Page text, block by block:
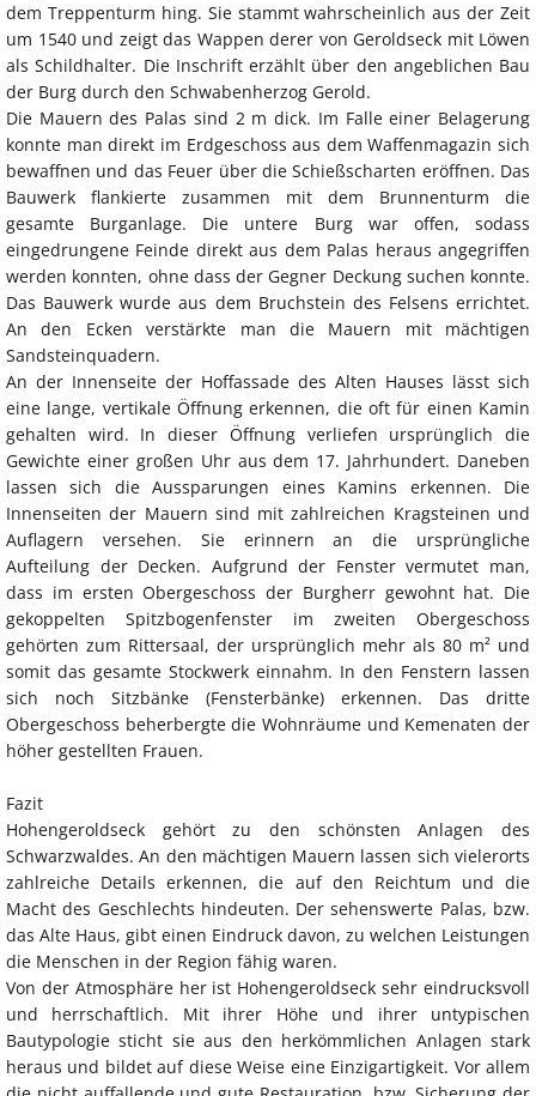
dem Treppenturm hing. Sie stammt wahrscheinlich aus der Zeit
um 1540 und zeigt das Wappen derer von Geroldseck mit Löwen
als Schildhalter. Die Inschrift erzählt über den angeblichen Bau
der Burg durch den Schwabenherzog Gerold.
Die Mauern des Palas sind 2 m dick. Im Falle einer Belagerung
konnte man direkt im Erdgeschoss aus dem Waffenmagazin sich
bewaffnen und das Feuer über die Schießscharten eröffnen. Das
Bauwerk flankierte zusammen mit dem Brunnenturm die
gesamte Burganlage. Die untere Burg war offen, sodass
eingedrungene Feinde direkt aus dem Palas heraus angegriffen
werden konnten, ohne dass der Gegner Deckung suchen konnte.
Das Bauwerk wurde aus dem Bruchstein des Felsens errichtet.
An den Ecken verstärkte man die Mauern mit mächtigen
Sandsteinquadern.
An der Innenseite der Hoffassade des Alten Hauses lässt sich
eine lange, vertikale Öffnung erkennen, die oft für einen Kamin
gehalten wird. In dieser Öffnung verliefen ursprünglich die
Gewichte einer großen Uhr aus dem 17. Jahrhundert. Daneben
lassen sich die Aussparungen eines Kamins erkennen. Die
Innenseiten der Mauern sind mit zahlreichen Kragsteinen und
Auflagern versehen. Sie erinnern an die ursprüngliche
Aufteilung der Decken. Aufgrund der Fenster vermutet man,
dass im ersten Obergeschoss der Burgherr gewohnt hat. Die
gekoppelten Spitzbogenfenster im zweiten Obergeschoss
gehörten zum Rittersaal, der ursprünglich mehr als 80 m² und
somit das gesamte Stockwerk einnahm. In den Fenstern lassen
sich noch Sitzbänke (Fensterbänke) erkennen. Das dritte
Obergeschoss beherbergte die Wohnräume und Kemenaten der
höher gestellten Frauen.
Fazit
Hohengeroldseck gehört zu den schönsten Anlagen des
Schwarzwaldes. An den mächtigen Mauern lassen sich vielerorts
zahlreiche Details erkennen, die auf den Reichtum und die
Macht des Geschlechts hindeuten. Der sehenswerte Palas, bzw.
das Alte Haus, gibt einen Eindruck davon, zu welchen Leistungen
die Menschen in der Region fähig waren.
Von der Atmosphäre her ist Hohengeroldseck sehr eindrucksvoll
und herrschaftlich. Mit ihrer Höhe und ihrer untypischen
Bautypologie sticht sie aus den herkömmlichen Anlagen stark
heraus und bildet auf diese Weise eine Einzigartigkeit. Vor allem